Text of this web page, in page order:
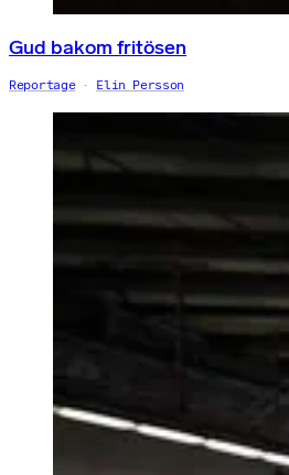
Gud bakom fritösen
Reportage Elin Persson